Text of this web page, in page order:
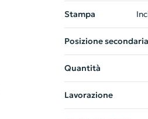
Stampa
Posizione secondaria
Quantità
Lavorazione